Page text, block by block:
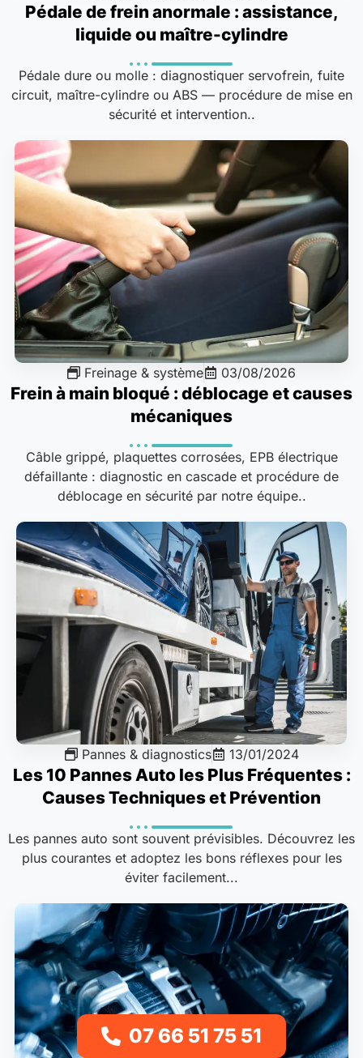
Pédale de frein anormale : assistance,
liquide ou maître-cylindre
Pédale dure ou molle : diagnostiquer servofrein, fuite
circuit, maître-cylindre ou ABS — procédure de mise en
sécurité et intervention..
Freinage & système 03/08/2026
Frein à main bloqué : déblocage et causes
mécaniques
Câble grippé, plaquettes corrosées, EPB électrique
défaillante : diagnostic en cascade et procédure de
déblocage en sécurité par notre équipe..
Pannes & diagnostics 13/01/2024
Les 10 Pannes Auto les Plus Fréquentes :
Causes Techniques et Prévention
Les pannes auto sont souvent prévisibles. Découvrez les
plus courantes et adoptez les bons réflexes pour les
éviter facilement...
07 66 51 75 51